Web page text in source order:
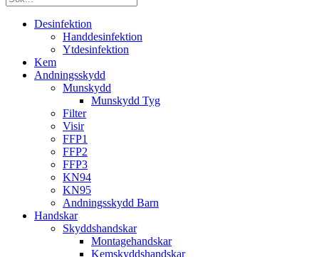
Desinfektion
Handdesinfektion
Ytdesinfektion
Kem
Andningsskydd
Munskydd
Munskydd Tyg
Filter
Visir
FFP1
FFP2
FFP3
KN94
KN95
Andningsskydd Barn
Handskar
Skyddshandskar
Montagehandskar
Kemskyddshandskar